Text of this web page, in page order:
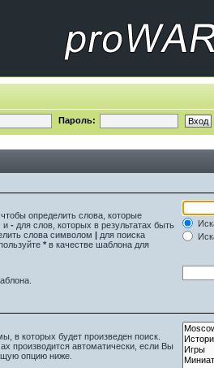
Пароль:
, чтобы определить слова, которые
и - для слов, которых в результатах быть
слова символом | для поиска
* в качестве шаблона для
в которых будет произведен поиск.
производится автоматически, если Вы
опцию ниже.